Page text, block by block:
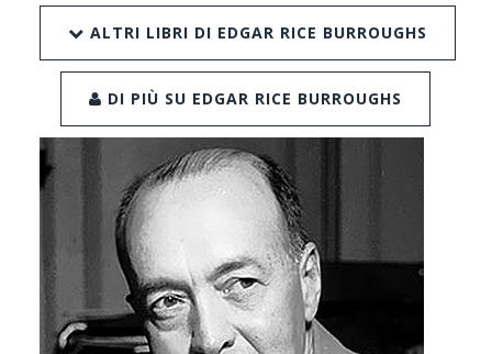
ALTRI LIBRI DI EDGAR RICE BURROUGHS
DI PIÙ SU EDGAR RICE BURROUGHS